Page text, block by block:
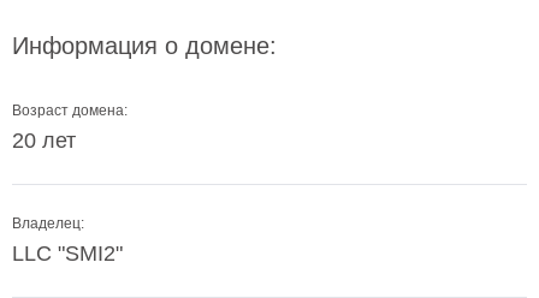
Информация о домене:
Возраст домена:
20 лет
Владелец:
LLC "SMI2"